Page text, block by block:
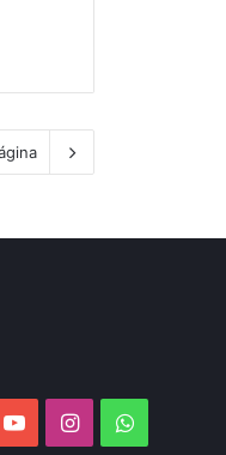
YouTubeInstagramWhatsApp